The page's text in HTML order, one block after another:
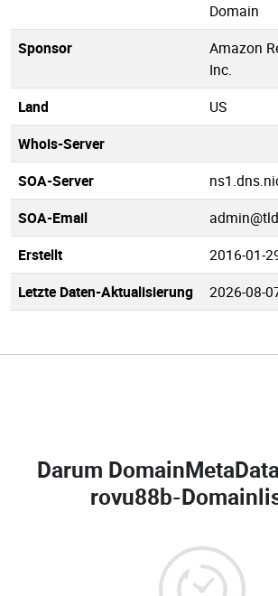
Domain
Sponsor
Amazon
Inc.
Land
US
Whois-Server
SOA-Server
SOA-Email
Erstellt
2016-01-
Letzte Daten-Aktualisierung
2026-08-
Darum
rovu88b-